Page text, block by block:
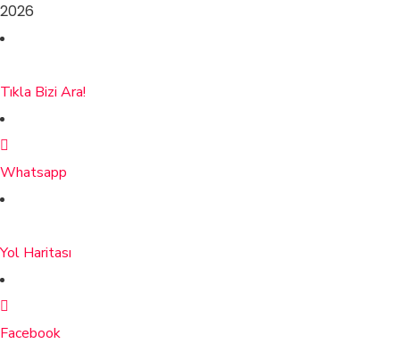
2026
Tıkla Bizi Ara!
Whatsapp
Yol Haritası
Facebook